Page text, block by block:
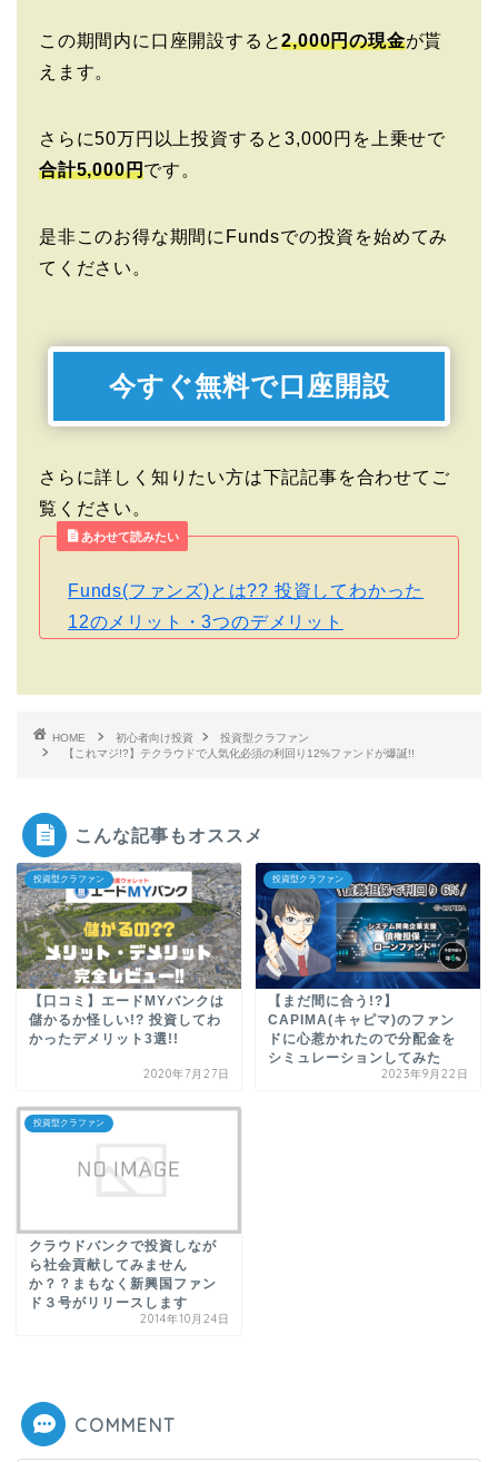
この期間内に口座開設すると2,000円の現金が貰
えます。
さらに50万円以上投資すると3,000円を上乗せで
合計5,000円です。
是非このお得な期間にFundsでの投資を始めてみ
てください。
今すぐ無料で口座開設
さらに詳しく知りたい方は下記記事を合わせてご
覧ください。
あわせて読みたい
Funds(ファンズ)とは?? 投資してわかった
12のメリット・3つのデメリット
HOME 初心者向け投資
投資型クラファン
【これマジ!?】テクラウドで人気化必須の利回り12%ファンドが爆誕!!
こんな記事もオススメ
投資型クラファン
【口コミ】エードMYバンクは
儲かるか怪しい!? 投資してわ
かったデメリット3選!!
2020年7月27日
投資型クラファン
【まだ間に合う!?】
CAPIMA(キャピマ)のファン
ドに心惹かれたので分配金を
シミュレーションしてみた
2023年9月22日
投資型クラファン
クラウドバンクで投資しなが
ら社会貢献してみません
か？？まもなく新興国ファン
ド３号がリリースします
2014年10月24日
COMMENT